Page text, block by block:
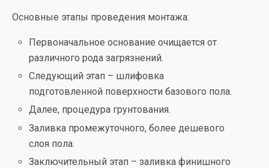
Основные этапы проведения монтажа:
Первоначальное основание очищается от
различного рода загрязнений.
Следующий этап – шлифовка
подготовленной поверхности базового пола.
Далее, процедура грунтования.
Заливка промежуточного, более дешевого
слоя пола.
Заключительный этап – заливка финишного